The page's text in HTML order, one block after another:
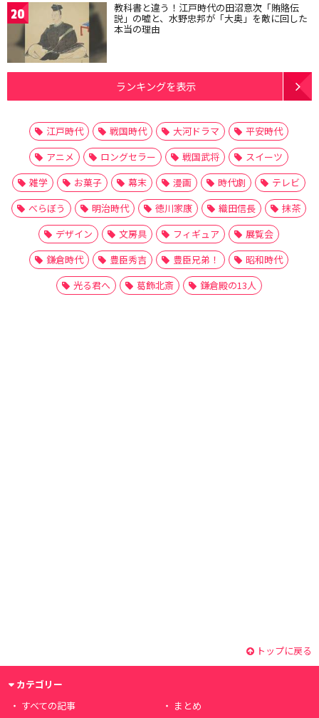
20 教科書と違う！江戸時代の田沼意次「賄賂伝
説」の嘘と、水野忠邦が「大奥」を敵に回した
本当の理由
ランキングを表示
江戸時代 戦国時代 大河ドラマ
平安時代
アニメ
ロングセラー 戦国武将
スイーツ
雑学
お菓子 幕末 漫画 時代劇
テレビ
べらぼう
明治時代 徳川家康 織田信長
抹茶
デザイン
文房具 フィギュア
展覧会
鎌倉時代
豊臣秀吉 豊臣兄弟！
昭和時代
光る君へ
葛飾北斎 鎌倉殿の13人
トップに戻る
カテゴリー
すべての記事
まとめ